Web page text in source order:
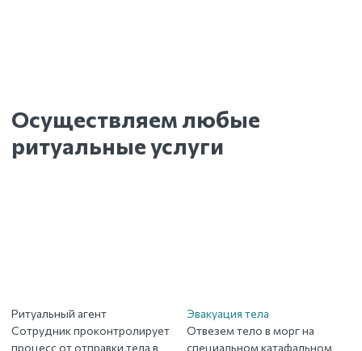
Осуществляем любые
ритуальные услуги
Ритуальный агент
Сотрудник проконтролирует
процесс от отправки тела в
Эвакуация тела
Отвезем тело в морг на
специальном катафальном